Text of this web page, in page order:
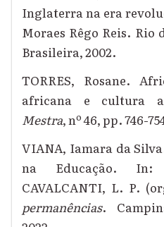
Inglaterra na era
Moraes Rêgo Reis.
Brasileira, 2002.
TORRES, Rosane.
africana e cultura
Mestra, nº 46, pp. 746-
VIANA, Iamara da
na Educação.
CAVALCANTI, L. P.
permanências.